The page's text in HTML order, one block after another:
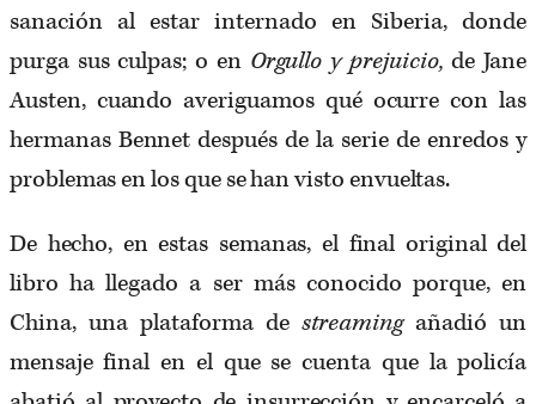
sanación al estar internado en Siberia, donde
purga sus culpas; o en Orgullo y prejuicio,de Jane
Austen, cuando averiguamos qué ocurre con las
hermanas Bennet después de la serie de enredos y
problemas en los que se han visto envueltas.
De hecho, en estas semanas, el final original del
libro ha llegado a ser más conocido porque, en
China, una plataforma destreamingañadió un
mensaje final en el que se cuenta que la policía